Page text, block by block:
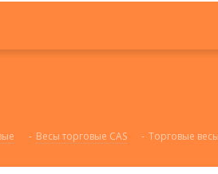
- Весы торговые CAS - Торговые